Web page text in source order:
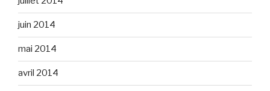
juin 2014
mai 2014
avril 2014